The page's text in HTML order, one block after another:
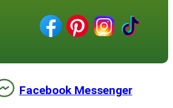
Facebook Messenger